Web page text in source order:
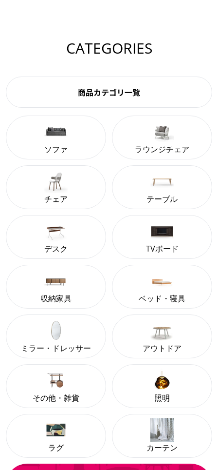
CATEGORIES
商品カテゴリ一覧
ソファ ラウンジチェア
チェア テーブル
デスク TVボード
収納家具 ベッド・寝具
ミラー・ドレッサー アウトドア
その他・雑貨 照明
ラグ カーテン